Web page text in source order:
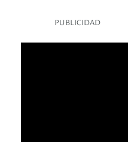
PUBLICIDAD